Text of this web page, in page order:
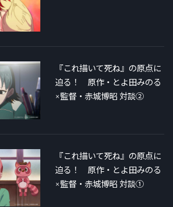
『これ描いて死ね』の原点に
迫る！ 原作・とよ田みのる
×監督・赤城博昭 対談②
『これ描いて死ね』の原点に
迫る！ 原作・とよ田みのる
×監督・赤城博昭 対談①